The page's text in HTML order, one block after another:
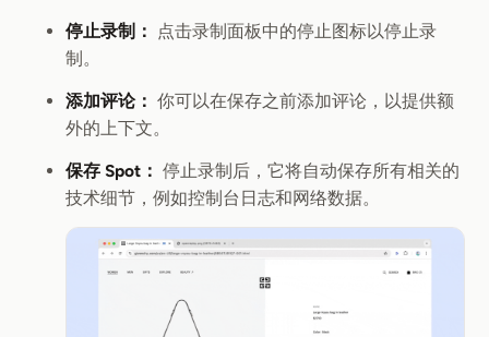
停止录制：
点击录制面板中的停止图标以停止录
制。
添加评论： 你可以在保存之前添加评论，以提供额
外的上下文。
保存 Spot： 停止录制后，它将自动保存所有相关的
技术细节，例如控制台日志和网络数据。